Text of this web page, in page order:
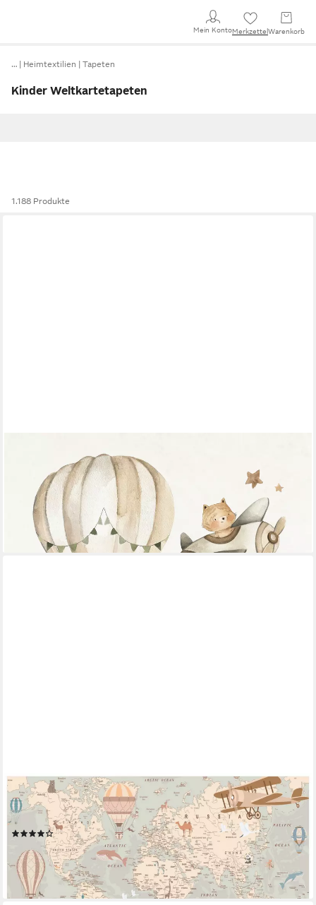
Mein KontoMerkzettel Warenkorb
… Heimtextilien Tapeten
Kinder Weltkartetapeten
1.188 Produkte
Fototapete Kinderzimmer mit Tieren, Flugzeugen und
Heißluftballons, strukturiert, gemustert, (1 Rolle, 1 St), Safari
Tiere
70,50 €
(15,84 €/ 1 qm)
lieferbar - in 2-3 Werktagen bei dir
WALLARENA
Fototapete Vlies Weltkarte Samoloty Junge Natur Kinderzimmer
200x140 cm, glatt, 200 x 140 cm
(15)
ab 29,99 €
lieferbar - in 3-4 Werktagen bei dir